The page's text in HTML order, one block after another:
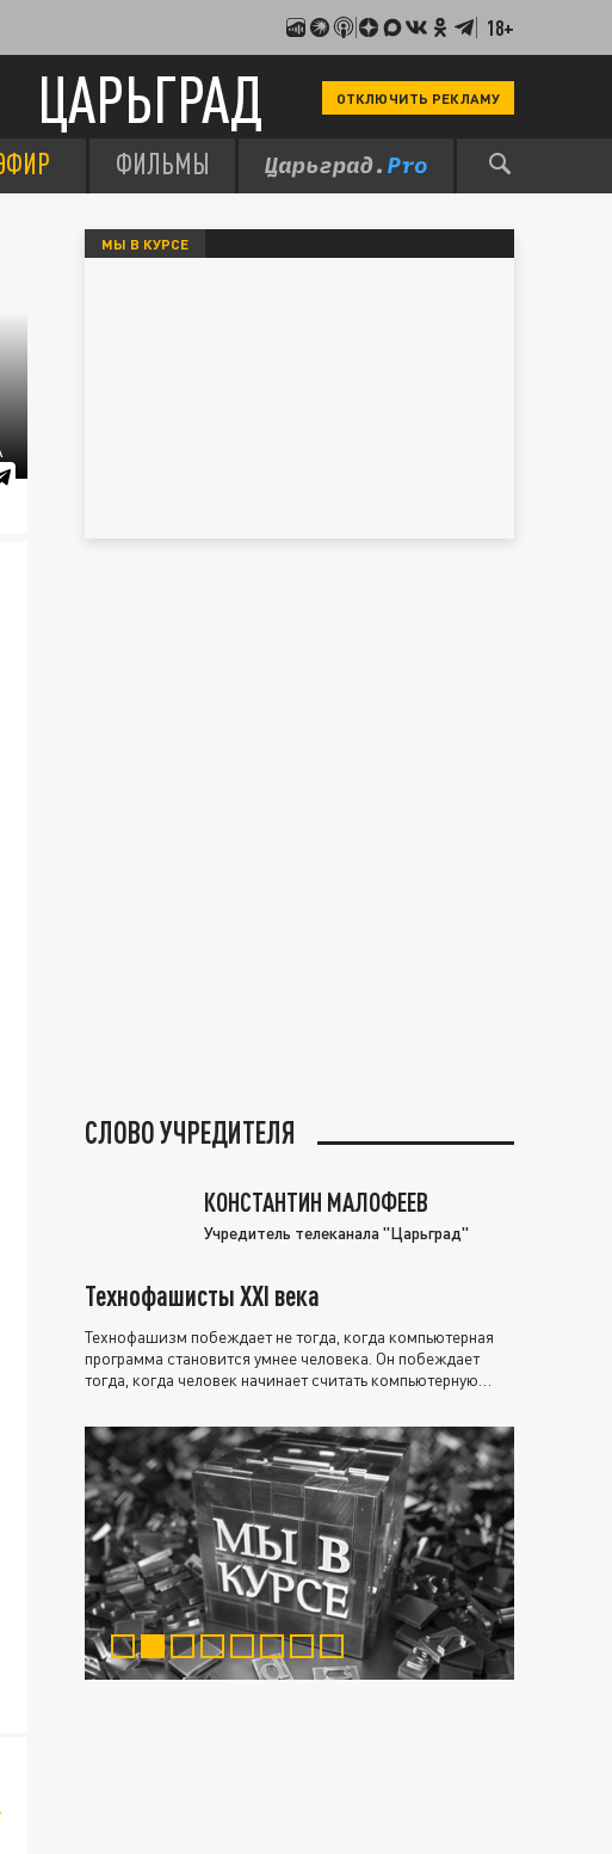
18+
ЦАРЬГРАД ОТКЛЮЧИТЬ РЕКЛАМУ
ФИЛЬМЫ
МЫ В КУРСЕ
СЛОВО УЧРЕДИТЕЛЯ
КОНСТАНТИН МАЛОФЕЕВ
Учредитель телеканала "Царьград"
Технофашисты XXI века
Технофашизм побеждает не тогда, когда компьютерная
программа становится умнее человека. Он побеждает
тогда, когда человек начинает считать компьютерную